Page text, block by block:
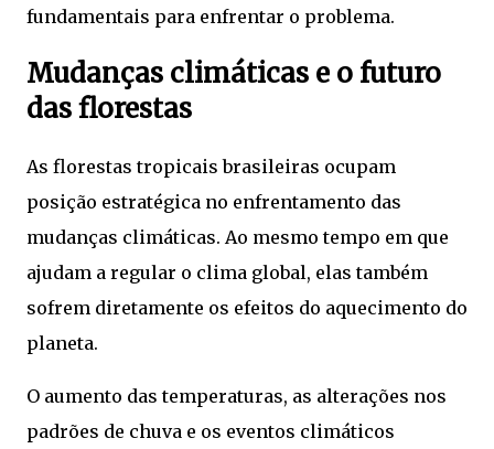
fundamentais para enfrentar o problema.
Mudanças climáticas e o futuro
das florestas
As florestas tropicais brasileiras ocupam
posição estratégica no enfrentamento das
mudanças climáticas. Ao mesmo tempo em que
ajudam a regular o clima global, elas também
sofrem diretamente os efeitos do aquecimento do
planeta.
O aumento das temperaturas, as alterações nos
padrões de chuva e os eventos climáticos